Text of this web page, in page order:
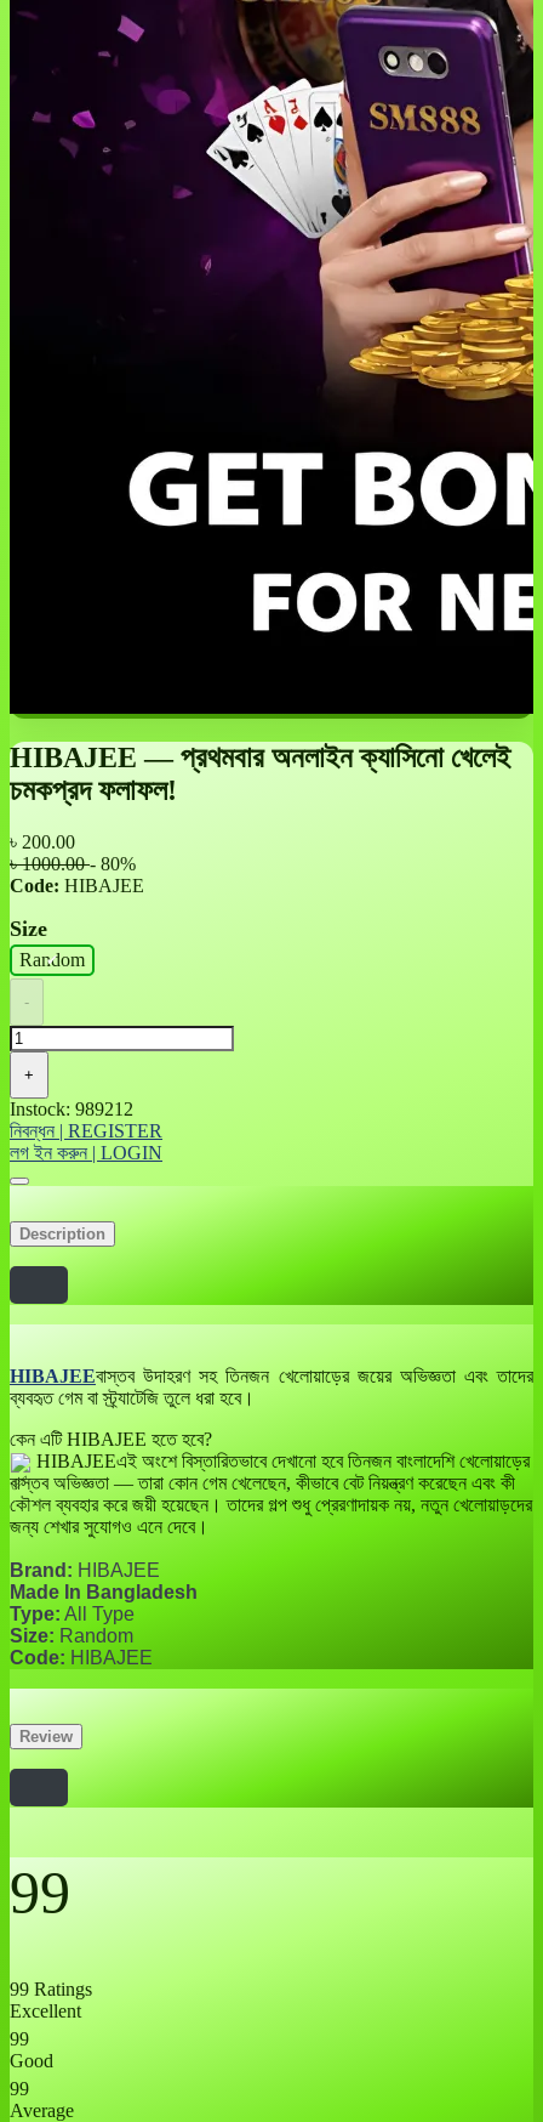
HIBAJEE — প্রথমবার অনলাইন ক্যাসিনো খেলেই
চমকপ্রদ ফলাফল!
৳ 200.00
৳ 1000.00- 80%
Code: HIBAJEE
Size
Random
-
+
Instock: 989212
নিবন্ধন | REGISTER
লগ ইন করুন | LOGIN
Description
HIBAJEEবাস্তব উদাহরণ সহ তিনজন খেলোয়াড়ের জয়ের অভিজ্ঞতা এবং তাদের
ব্যবহৃত গেম বা স্ট্র্যাটেজি তুলে ধরা হবে।
কেন এটি HIBAJEE হতে হবে?
HIBAJEEএই অংশে বিস্তারিতভাবে দেখানো হবে তিনজন বাংলাদেশি খেলোয়াড়ের
বাস্তব অভিজ্ঞতা — তারা কোন গেম খেলেছেন, কীভাবে বেট নিয়ন্ত্রণ করেছেন এবং কী
কৌশল ব্যবহার করে জয়ী হয়েছেন। তাদের গল্প শুধু প্রেরণাদায়ক নয়, নতুন খেলোয়াড়দের
জন্য শেখার সুযোগও এনে দেবে।
Brand: HIBAJEE
Made In Bangladesh
Type: All Type
Size: Random
Code: HIBAJEE
Review
99
99 Ratings
Excellent
99
Good
99
Average